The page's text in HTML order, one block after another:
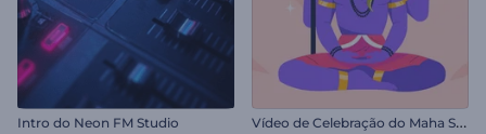
Intro do Neon FM Studio V
ídeo de Celebração do Maha Shivratri